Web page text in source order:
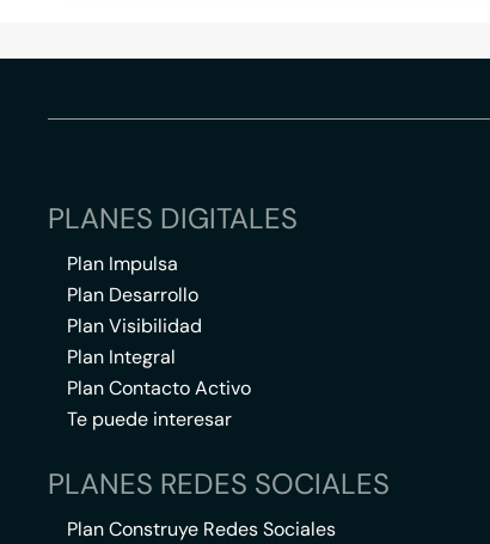
PLANES DIGITALES
Plan Impulsa
Plan Desarrollo
Plan Visibilidad
Plan Integral
Plan Contacto Activo
Te puede interesar
PLANES REDES SOCIALES
Plan Construye Redes Sociales